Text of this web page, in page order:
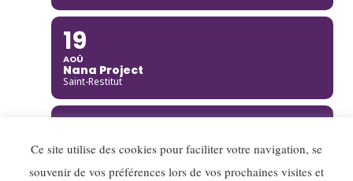
19
AOÛ
Nana Project
Saint-Restitut
AOÛ
Ella Rabeson Quartet
Annecy
Ce site utilise des cookies pour faciliter votre navigation, se
souvenir de vos préférences lors de vos prochaines visites et